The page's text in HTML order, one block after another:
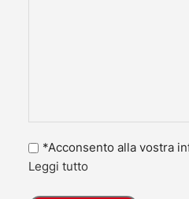
*Acconsento alla vostra
Leggi tutto